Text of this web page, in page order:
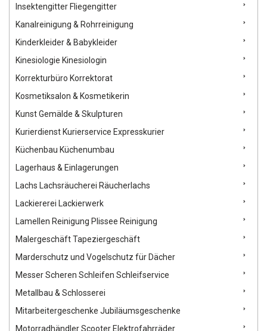
Insektengitter Fliegengitter
Kanalreinigung & Rohrreinigung
Kinderkleider & Babykleider
Kinesiologie Kinesiologin
Korrekturbüro Korrektorat
Kosmetiksalon & Kosmetikerin
Kunst Gemälde & Skulpturen
Kurierdienst Kurierservice Expresskurier
Küchenbau Küchenumbau
Lagerhaus & Einlagerungen
Lachs Lachsräucherei Räucherlachs
Lackiererei Lackierwerk
Lamellen Reinigung Plissee Reinigung
Malergeschäft Tapeziergeschäft
Marderschutz und Vogelschutz für Dächer
Messer Scheren Schleifen Schleifservice
Metallbau & Schlosserei
Mitarbeitergeschenke Jubiläumsgeschenke
Motorradhändler Scooter Elektrofahrräder